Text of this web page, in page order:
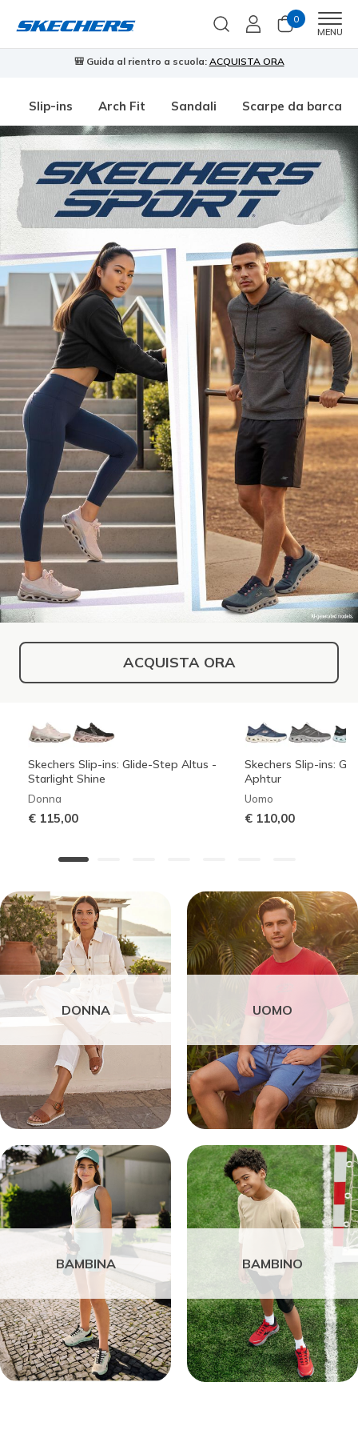
0
MENU
🎒 Guida al rientro a scuola: ACQUISTA ORA
Slip-ins Arch Fit Sandali Scarpe da barca
ACQUISTA ORA
Skechers Slip-ins: Glide-Step Altus -
Starlight Shine
Donna
€ 115,00
Skechers Slip-ins:
Aphtur
Uomo
€ 110,00
DONNA UOMO
BAMBINA BAMBINO